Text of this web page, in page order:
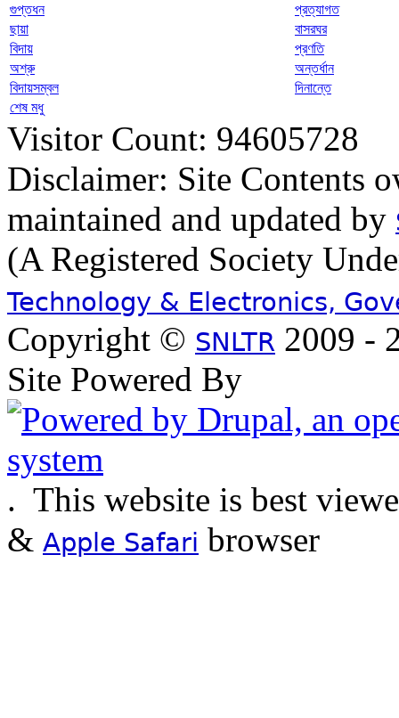
গুপ্তধন
প্রত্যাগত
ছায়া
বাসরঘর
বিদায়
প্রণতি
অশ্রু
অন্তর্ধান
বিদায়সম্বল
দিনান্তে
শেষ মধু
Visitor Count: 94605728
Disclaimer: Site Contents
maintained and updated by
(A Registered Society
Technology & Electronics,
Copyright © SNLTR 2009 -
Site Powered By
. This website is best
& Apple Safari browser